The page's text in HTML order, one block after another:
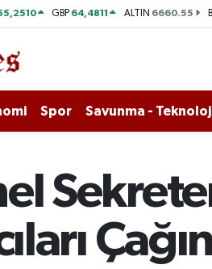
GBP 64,4811 ALTIN 6660.55
Spor Savunma -